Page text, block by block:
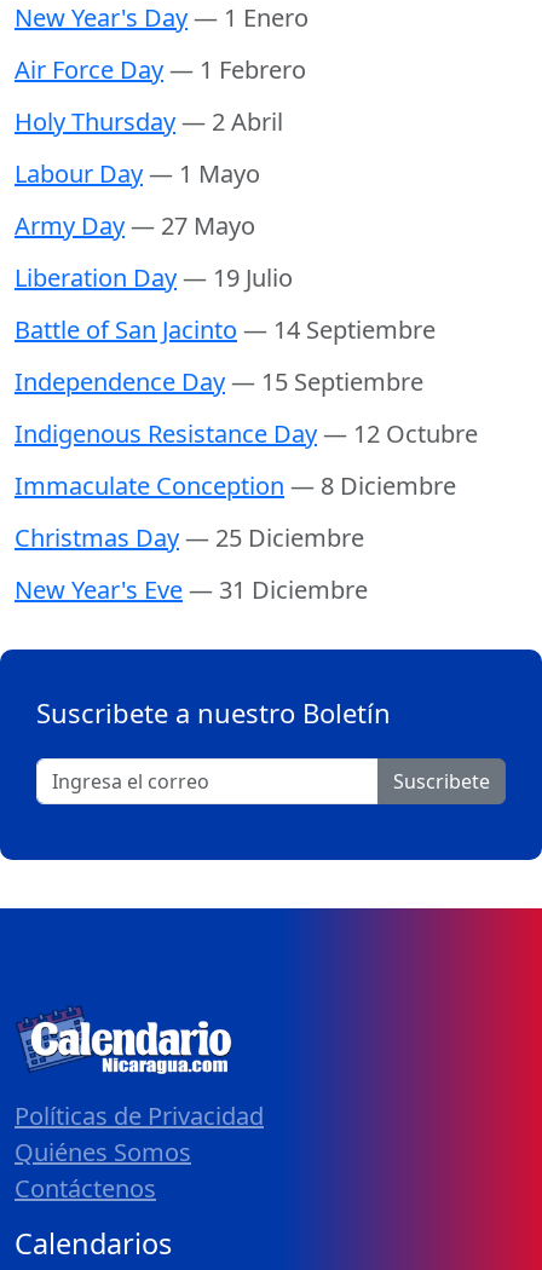
New Year's Day— 1 Enero
Air Force Day— 1 Febrero
Holy Thursday— 2 Abril
Labour Day— 1 Mayo
Army Day— 27 Mayo
Liberation Day— 19 Julio
Battle of San Jacinto — 14 Septiembre
Independence Day— 15 Septiembre
Indigenous Resistance Day— 12 Octubre
Immaculate Conception — 8 Diciembre
Christmas Day— 25 Diciembre
New Year's Eve— 31 Diciembre
Suscribete a nuestro Boletín
Suscribete
Políticas de Privacidad
Quiénes Somos
Contáctenos
Calendarios